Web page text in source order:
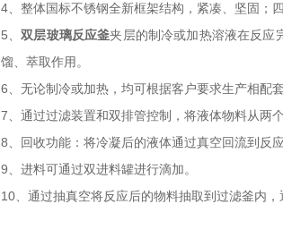
4、整体国标不锈钢全新框架结构，紧凑、坚固；
5、双层玻璃反应釜夹层的制冷或加热溶液在反应
馏、萃取作用。
6、无论制冷或加热，均可根据客户要求生产相配
7、通过过滤装置和双排管控制，将液体物料从两
8、回收功能：将冷凝后的液体通过真空回流到反应
9、进料可通过双进料罐进行滴加。
10、通过抽真空将反应后的物料抽取到过滤釜内